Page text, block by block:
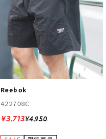
Reebok
422708C
¥4,950
¥3,713